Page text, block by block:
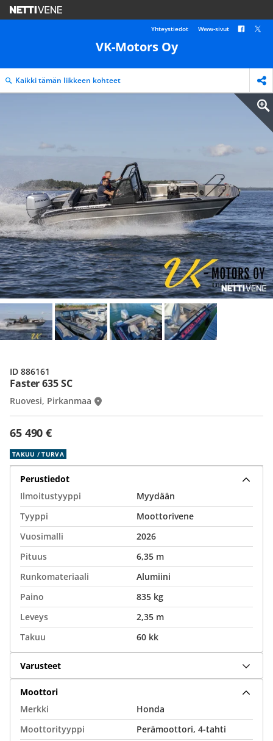
VK-Motors Oy
Yhteystiedot Www-sivut
Kaikki tämän liikkeen kohteet
Faster 635 SC
65 490 €
Ruovesi, Pirkanmaa
ID 886161
TAKUU / TURVA
Perustiedot
Ilmoitustyyppi
Myydään
Tyyppi
Moottorivene
Vuosimalli
2026
Pituus
6,35 m
Runkomateriaali
Alumiini
Paino
835 kg
Leveys
2,35 m
Takuu
60 kk
Varusteet
Moottori
Merkki
Honda
Moottorityyppi
Perämoottori, 4-tahti